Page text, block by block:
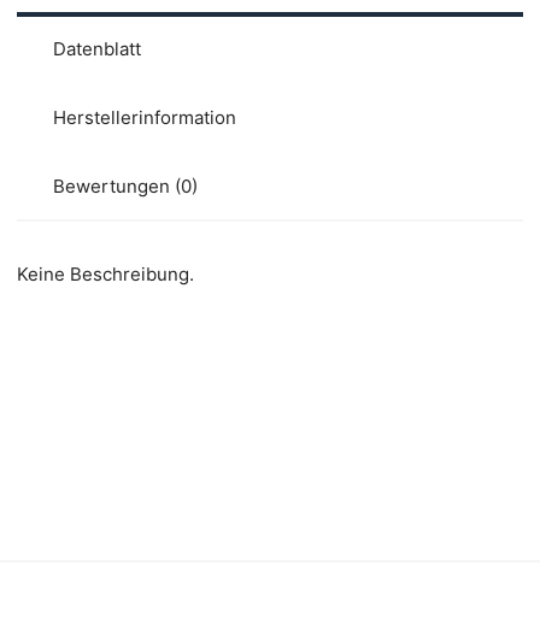
Datenblatt
Herstellerinformation
Bewertungen (0)
Keine Beschreibung.